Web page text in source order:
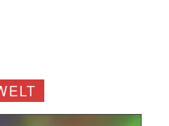
Newsletter
informiert.